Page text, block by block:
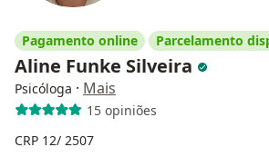
Pagamento online Parcelamento
Aline Funke Silveira
Psicóloga · Mais
15 opiniões
CRP 12/ 2507